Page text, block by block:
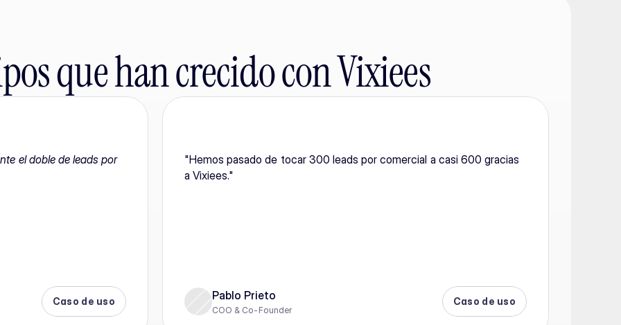
que han crecido con Vixiees
el doble de leads por
Caso de uso
"Hemos pasado de tocar 300 leads por comercial a casi 600 gracias
a Vixiees."
Pablo Prieto
COO & Co-Founder
Caso de uso